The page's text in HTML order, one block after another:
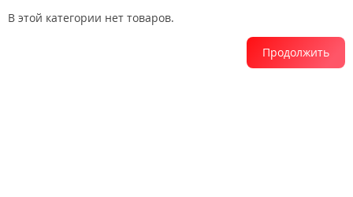
В этой категории нет товаров.
Продолжить